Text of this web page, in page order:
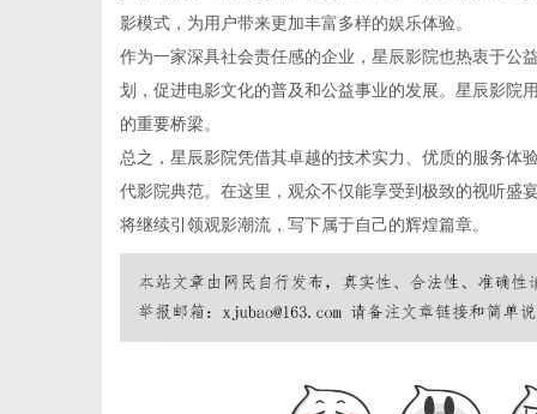
影模式，为用户带来更加丰富多样的娱乐体验。
作为一家深具社会责任感的企业，星辰影院也热衷于公
划，促进电影文化的普及和公益事业的发展。星辰影院
的重要桥梁。
总之，星辰影院凭借其卓越的技术实力、优质的服务体
代影院典范。在这里，观众不仅能享受到极致的视听盛
将继续引领观影潮流，写下属于自己的辉煌篇章。